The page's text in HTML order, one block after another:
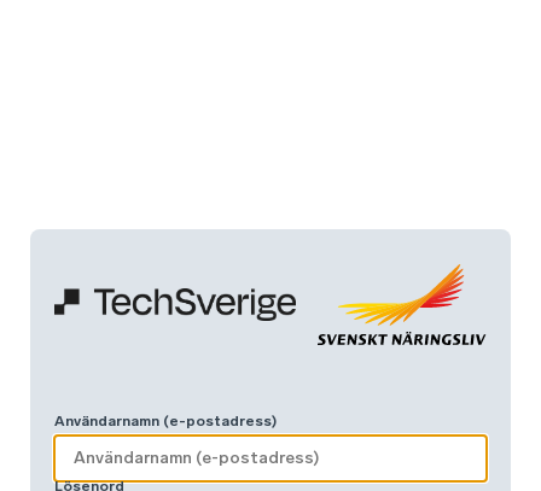
Användarnamn (e-postadress)
Lösenord